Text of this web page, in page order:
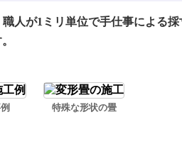
人が1ミリ単位で手仕事による
特殊な形状の畳